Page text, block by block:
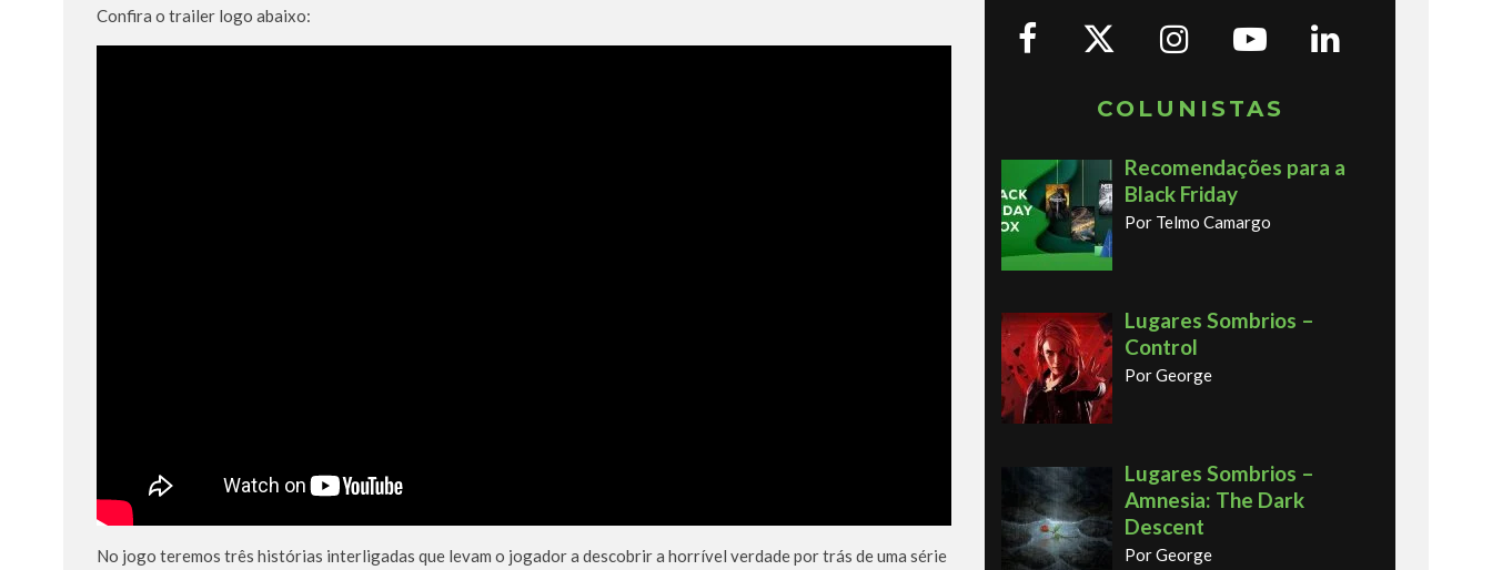
Confira o trailer logo abaixo:
No jogo teremos três histórias interligadas que levam o jogador a descobrir a horrível verdade por trás de uma série
COLUNISTAS
Recomendações para a
Black Friday
Por Telmo Camargo
Lugares Sombrios –
Control
Por George
Lugares Sombrios –
Amnesia: The Dark
Descent
Por George